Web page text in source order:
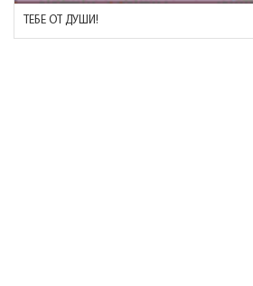
ТЕБЕ ОТ ДУШИ!